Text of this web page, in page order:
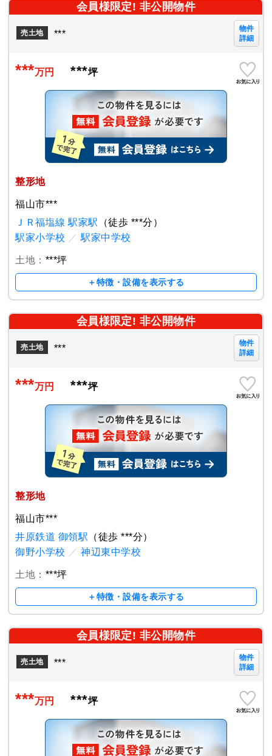
会員様限定! 非公開物件
売土地 ***
物件
詳細
***万円 ***坪
整形地
福山市***
ＪＲ福塩線 駅家駅
（徒歩 ***分）
駅家小学校 ／ 駅家中学校
土地： ***坪
＋特徴・設備を表示する
会員様限定! 非公開物件
売土地 ***
物件
詳細
***万円 ***坪
整形地
福山市***
井原鉄道 御領駅 （徒歩 ***分）
御野小学校 ／ 神辺東中学校
土地： ***坪
＋特徴・設備を表示する
会員様限定! 非公開物件
売土地 ***
物件
詳細
***万円 ***坪